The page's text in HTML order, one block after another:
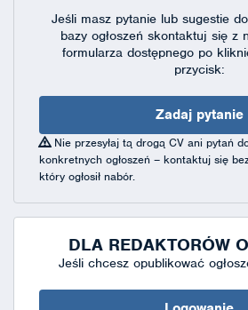
Jeśli masz pytanie lub sugestie
bazy ogłoszeń skontaktuj się z
formularza dostępnegopo
przycisk:
Zadaj pytanie
Nie przesyłaj tą drogą CV ani pytań
konkretnych ogłoszeń – kontaktuj się
który ogłosił nabór.
DLA REDAKTORÓW
Jeśli chcesz opublikować